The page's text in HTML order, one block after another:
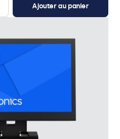
Ajouter au panier